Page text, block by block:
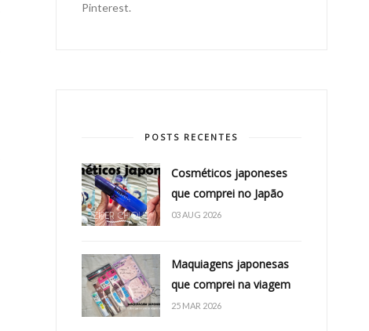
Pinterest.
POSTS RECENTES
Cosméticos japoneses
que comprei no Japão
03 AUG 2026
Maquiagens japonesas
que comprei na viagem
25 MAR 2026